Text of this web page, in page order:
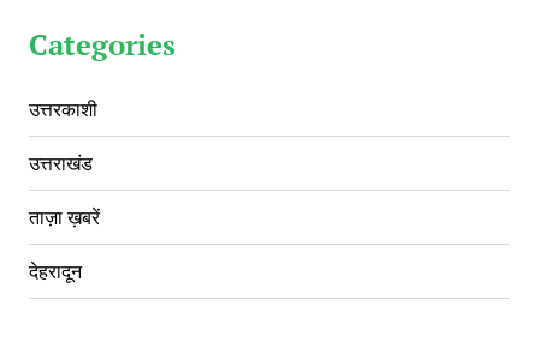
Categories
उत्तरकाशी
उत्तराखंड
ताज़ा ख़बरें
देहरादून